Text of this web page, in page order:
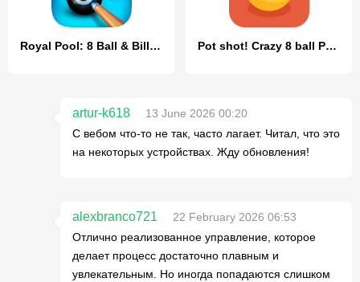
Royal Pool: 8 Ball & Billiards Pot shot! Crazy 8 ball Pool!
artur-k618
13 June 2026 00:20
С вебом что-то не так, часто лагает. Читал, что это
на некоторых устройствах. Жду обновления!
alexbranco721
22 February 2026 06:53
Отлично реализованное управление, которое
делает процесс достаточно плавным и
увлекательным. Но иногда попадаются слишком